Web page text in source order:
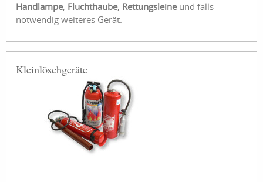
Handlampe, Fluchthaube, Rettungsleineund falls
notwendig weiteres Gerät.
Kleinlöschgeräte